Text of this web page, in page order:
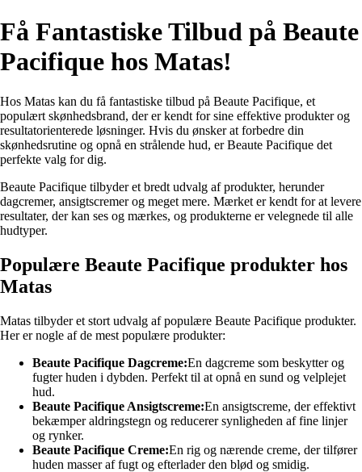
Få Fantastiske Tilbud på Beaute
Pacifique hos Matas!
Hos Matas kan du få fantastiske tilbud på Beaute Pacifique, et
populært skønhedsbrand, der er kendt for sine effektive produkter og
resultatorienterede løsninger. Hvis du ønsker at forbedre din
skønhedsrutine og opnå en strålende hud, er Beaute Pacifique det
perfekte valg for dig.
Beaute Pacifique tilbyder et bredt udvalg af produkter, herunder
dagcremer, ansigtscremer og meget mere. Mærket er kendt for at levere
resultater, der kan ses og mærkes, og produkterne er velegnede til alle
hudtyper.
Populære Beaute Pacifique produkter hos
Matas
Matas tilbyder et stort udvalg af populære Beaute Pacifique produkter.
Her er nogle af de mest populære produkter:
Beaute Pacifique Dagcreme:En dagcreme som beskytter og
fugter huden i dybden. Perfekt til at opnå en sund og velplejet
hud.
Beaute Pacifique Ansigtscreme:En ansigtscreme, der effektivt
bekæmper aldringstegn og reducerer synligheden af fine linjer
og rynker.
Beaute Pacifique Creme:En rig og nærende creme, der tilfører
huden masser af fugt og efterlader den blød og smidig.